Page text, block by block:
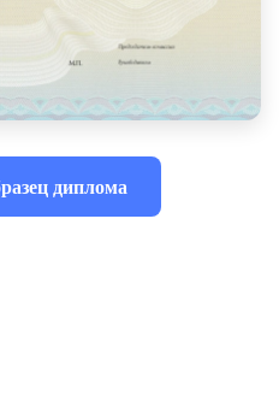
диплома